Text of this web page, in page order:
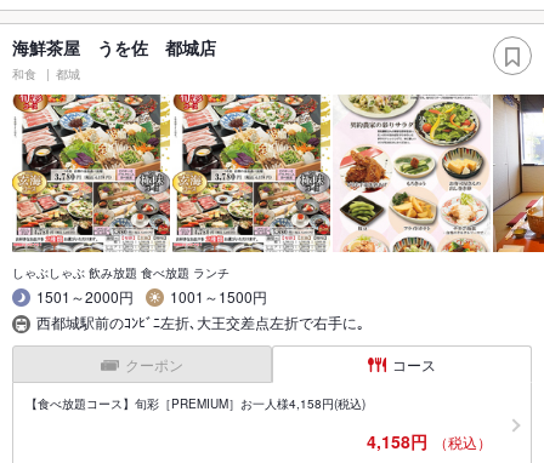
海鮮茶屋 うを佐 都城店
和食 都城
しゃぶしゃぶ 飲み放題 食べ放題 ランチ
1501～2000円
1001～1500円
西都城駅前のｺﾝﾋﾞﾆ左折､大王交差点左折で右手に｡
クーポン コース
【食べ放題コース】旬彩［PREMIUM］お一人様4,158円(税込)
4,158円 （税込）